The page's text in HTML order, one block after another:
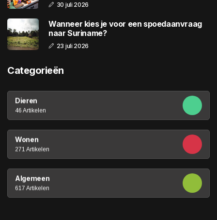
30 juli 2026
Wanneer kies je voor een spoedaanvraag
naar Suriname?
23 juli 2026
Categorieën
Dieren
46 Artikelen
Wonen
271 Artikelen
Algemeen
617 Artikelen